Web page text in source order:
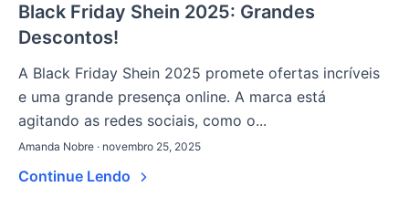
Black Friday Shein 2025: Grandes
Descontos!
A Black Friday Shein 2025 promete ofertas incríveis
e uma grande presença online. A marca está
agitando as redes sociais, como o...
Amanda Nobre · novembro 25, 2025
Continue Lendo